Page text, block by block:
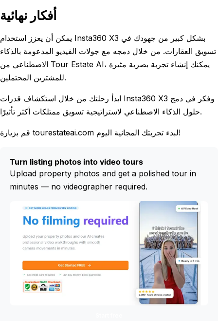
أفكار نهائية
يمكن أن يعزز استخدام Insta360 X3 بشكل كبير من جهودك في
تسويق العقارات. من خلال دمجه مع جولات الفيديو المدعومة بالذكاء
الاصطناعي من Tour Estate AI، يمكنك إنشاء تجربة بصرية مثيرة
للمشترين المحتملين.
ابدأ رحلتك من خلال استكشاف قدرات Insta360 X3 وفكر في دمج
حلول الذكاء الاصطناعي لاستراتيجية تسويق ممتلكات أكثر تأثيرًا.
قم بزيارة tourestateai.com لبدء تجربتك المجانية اليوم!
Turn listing photos into video tours
Upload property photos and get a polished tour in
minutes — no videographer required.